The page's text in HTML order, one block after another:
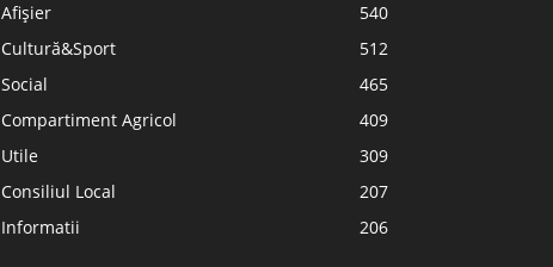
Afișier
540
Cultură&Sport
512
Social
465
Compartiment Agricol
409
Utile
309
Consiliul Local
207
Informatii
206